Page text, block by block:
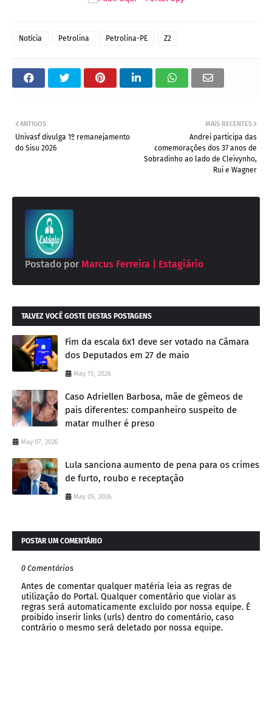
Notícia Petrolina Petrolina-PE Z2
MAIS RECENTES
Andrei participa das
comemorações dos 37 anos de
Sobradinho ao lado de Cleivynho,
Rui e Wagner
ANTIGOS
Univasf divulga 1º remanejamento
do Sisu 2026
Postado por Marcus Ferreira | Estagiário
TALVEZ VOCÊ GOSTE DESTAS POSTAGENS
Fim da escala 6x1 deve ser votado na Câmara
dos Deputados em 27 de maio
May 15, 2026
Caso Adriellen Barbosa, mãe de gêmeos de
pais diferentes: companheiro suspeito de
matar mulher é preso
May 07, 2026
Lula sanciona aumento de pena para os crimes
de furto, roubo e receptação
May 05, 2026
POSTAR UM COMENTÁRIO
0 Comentários
Antes de comentar qualquer matéria leia as regras de
utilização do Portal. Qualquer comentário que violar as
regras será automaticamente excluído por nossa equipe. É
proibido inserir links (urls) dentro do comentário, caso
contrário o mesmo será deletado por nossa equipe.